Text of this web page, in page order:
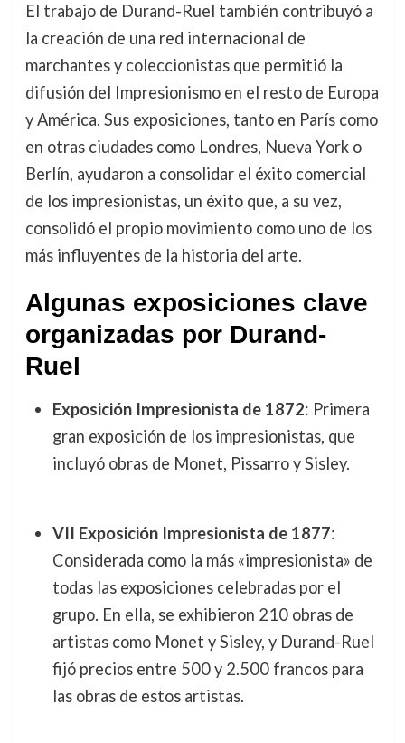
El trabajo de Durand-Ruel también contribuyó a
la creación de una red internacional de
marchantes y coleccionistas que permitió la
difusión del Impresionismo en el resto de Europa
y América. Sus exposiciones, tanto en París como
en otras ciudades como Londres, Nueva York o
Berlín, ayudaron a consolidar el éxito comercial
de los impresionistas, un éxito que, a su vez,
consolidó el propio movimiento como uno de los
más influyentes de la historia del arte.
Algunas exposiciones clave
organizadas por Durand-
Ruel
Exposición Impresionista de 1872: Primera
gran exposición de los impresionistas, que
incluyó obras de Monet, Pissarro y Sisley.
VII Exposición Impresionista de 1877:
Considerada como la más «impresionista» de
todas las exposiciones celebradas por el
grupo. En ella, se exhibieron 210 obras de
artistas como Monet y Sisley, y Durand-Ruel
fijó precios entre 500 y 2.500 francos para
las obras de estos artistas.